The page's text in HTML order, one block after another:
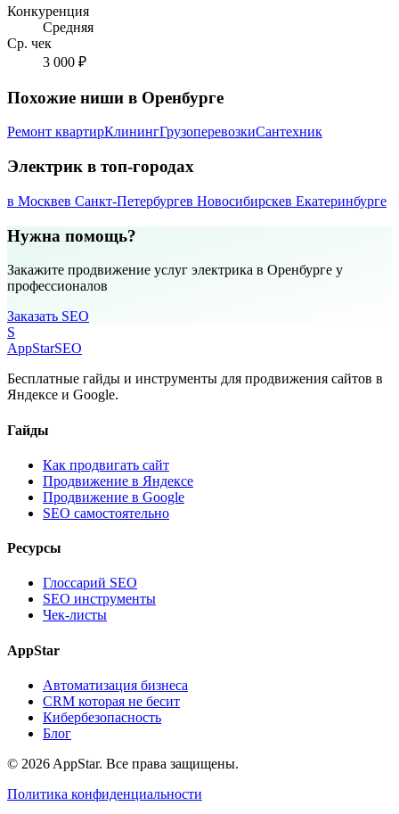
Конкуренция
Средняя
Ср. чек
3 000 ₽
Похожие ниши в Оренбурге
Ремонт квартирКлинингГрузоперевозкиСантехник
Электрик в топ-городах
в Москвев Санкт-Петербургев Новосибирскев Екатеринбурге
Нужна помощь?
Закажите продвижение услуг электрика в Оренбурге у
профессионалов
Заказать SEO
S
AppStarSEO
Бесплатные гайды и инструменты для продвижения сайтов в
Яндексе и Google.
Гайды
Как продвигать сайт
Продвижение в Яндексе
Продвижение в Google
SEO самостоятельно
Ресурсы
Глоссарий SEO
SEO инструменты
Чек-листы
AppStar
Автоматизация бизнеса
CRM которая не бесит
Кибербезопасность
Блог
© 2026 AppStar. Все права защищены.
Политика конфиденциальности